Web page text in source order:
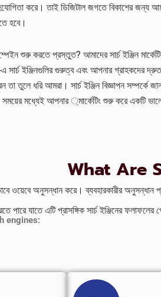
সহযোগিতা করে। তাই ডিজিটাল জগতে বিকাশের জন্য
হবে।
শুরু করতে প্রস্তুত? আমাদের সার্চ ইঞ্জিন
ইঞ্জিনগুলির গুরুত্ব এবং আপনার গ্রাহকদের দ্রুত
তা তুলে ধরি আমরা। সার্চ ইঞ্জিন বিজ্ঞাপন সম্পর্কে
সময়ের মধ্যেই আপনার ্মার্কেটিং শুরু করে একটি
What Are
ওয়েবে অনুসন্ধান করে। ব্যবহারকারীর
পারে যাতে এটি প্রাসঙ্গিক সার্চ ইঞ্জিনের
engines: